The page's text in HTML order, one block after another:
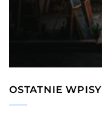
OSTATNIE WPISY